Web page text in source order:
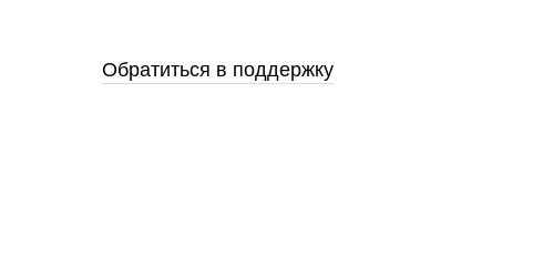
Обратиться в поддержку